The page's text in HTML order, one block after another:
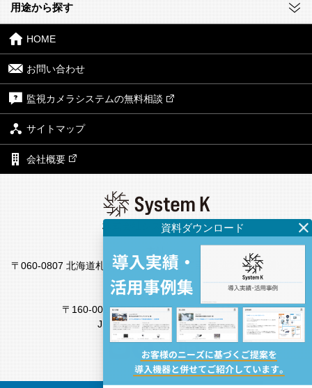
用途から探す
HOME
お問い合わせ
監視カメラシステムの無料相談
サイトマップ
会社概要
株式会社システム・ケイ
〒060-0807 北海道札幌市北区北7条西4丁目1番地2 KDX札幌ビル7
F
東京支社
〒160-0022 東京都新宿区新宿4丁目1番6号
JR新宿ミライナタワー18F